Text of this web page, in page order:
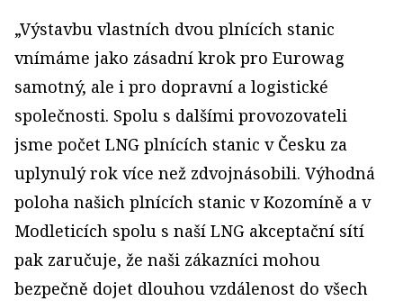
„Výstavbu vlastních dvou plnících stanic
vnímáme jako zásadní krok pro Eurowag
samotný, ale i pro dopravní a logistické
společnosti. Spolu s dalšími provozovateli
jsme počet LNG plnících stanic v Česku za
uplynulý rok více než zdvojnásobili. Výhodná
poloha našich plnících stanic v Kozomíně a v
Modleticích spolu s naší LNG akceptační sítí
pak zaručuje, že naši zákazníci mohou
bezpečně dojet dlouhou vzdálenost do všech